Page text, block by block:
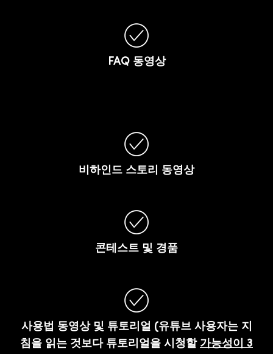
FAQ 동영상
비하인드 스토리 동영상
콘테스트 및 경품
사용법 동영상 및 튜토리얼 (유튜브 사용자는 지
침을 읽는 것보다 튜토리얼을 시청할 가능성이
3